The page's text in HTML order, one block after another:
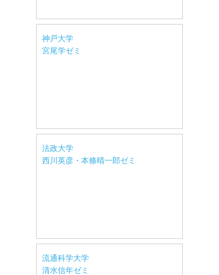
神戸大学
宮尾学ゼミ
法政大学
西川英彦・本條晴一郎ゼミ
流通科学大学
清水信年ゼミ